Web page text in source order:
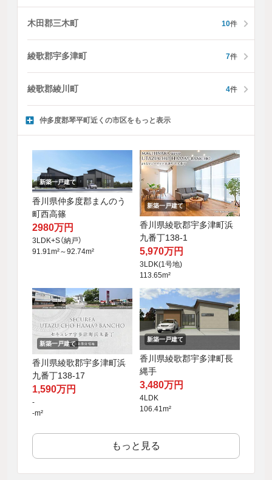
木田郡三木町 10件
綾歌郡宇多津町 7件
綾歌郡綾川町 4件
仲多度郡琴平町近くの市区をもっと表示
新築一戸建て
香川県仲多度郡まんのう
町西高篠
2980万円
3LDK+S（納戸）
91.91m²～92.74m²
新築一戸建て
香川県綾歌郡宇多津町浜
九番丁138-1
5,970万円
3LDK(1号地)
113.65m²
新築一戸建て
香川県綾歌郡宇多津町浜
九番丁138-17
1,590万円
-
-m²
新築一戸建て
香川県綾歌郡宇多津町長
縄手
3,480万円
4LDK
106.41m²
もっと見る